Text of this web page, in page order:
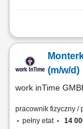
Twój zakres
wymiana starych
prysznice, wanny,
(m/w/d)
work inTime
pracownik fizyczny /
pełny etat
14